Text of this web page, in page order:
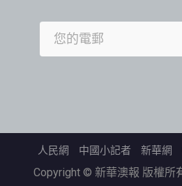
人民網 中國小記者 新華網
Copyright © 新華澳報 版權所